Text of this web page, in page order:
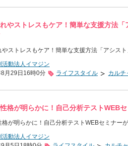
やストレスもケア！簡単な支援方法
やストレスもケア！簡単な支援方法「アシス
活動法人イマジン
月29日16時0分
ライフスタイル カルチ
格が明らかに！自己分析テストWEB
格が明らかに！自己分析テストWEBセミナー
活動法人イマジン